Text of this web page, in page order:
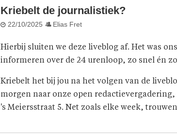
Kriebelt de journalistiek?
22/10/2025 Elias Fret
Hierbij sluiten we deze liveblog af. Het was
informeren over de 24 urenloop, zo snel én
Kriebelt het bij jou na het volgen van de
morgen naar onze open
's Meiersstraat 5. Net zoals elke week,